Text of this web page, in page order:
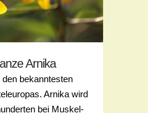
Arnika
bekanntesten
Arnika wird
bei Muskel-